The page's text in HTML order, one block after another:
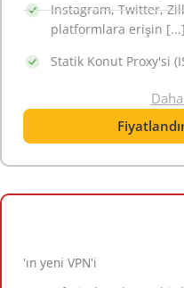
Instagram, Twitter,
platformlara erişin [...]
Statik Konut Proxy'si
'ın yeni VPN'i